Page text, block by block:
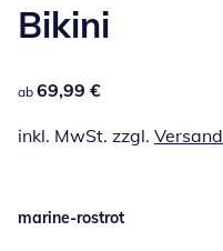
Bikini
69,99 €
ab 69,99 €
inkl. MwSt. zzgl. Versand
marine-rostrot